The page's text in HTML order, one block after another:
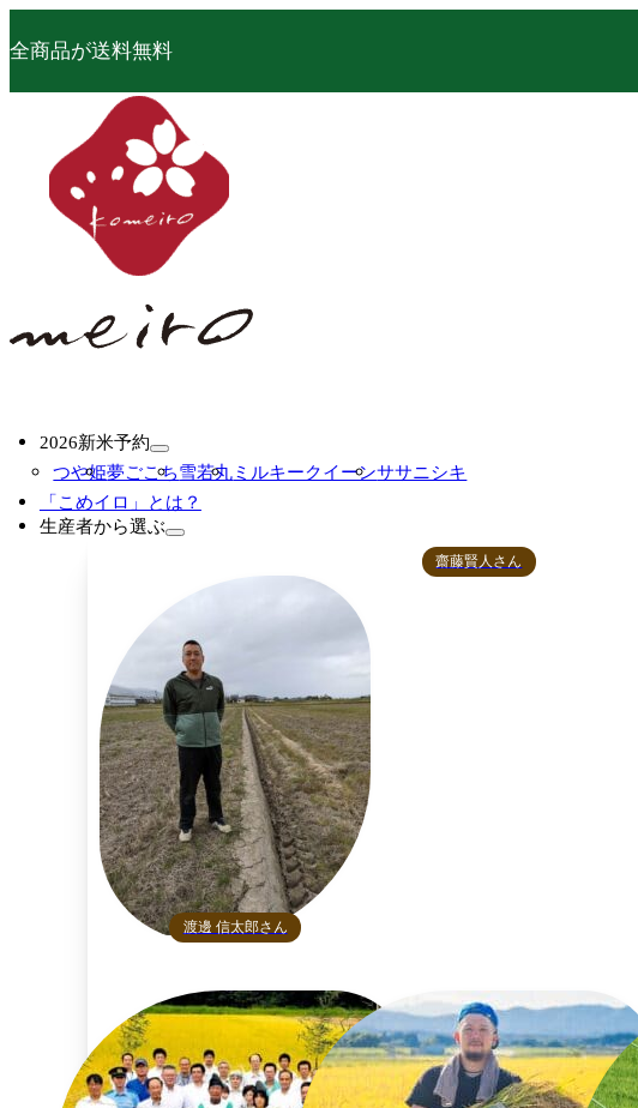
全商品が送料無料
2026新米予約
つや姫夢ごこち雪若丸ミルキークイーンササニシキ
「こめイロ」とは？
生産者から選ぶ
渡邊 信太郎さん
齋藤賢人さん